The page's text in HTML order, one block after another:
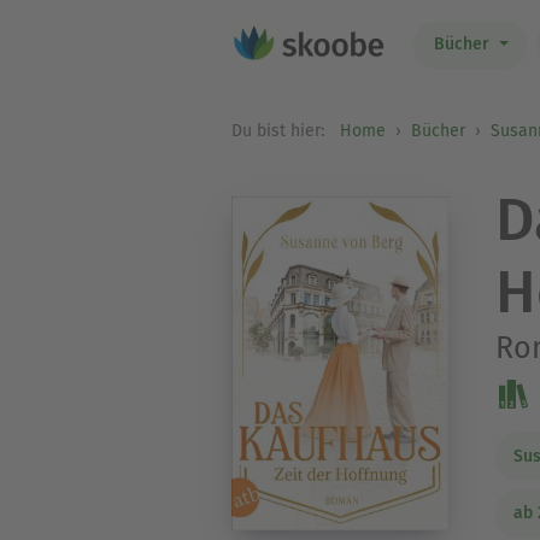
Bücher
Du bist hier: Home Bücher
ab